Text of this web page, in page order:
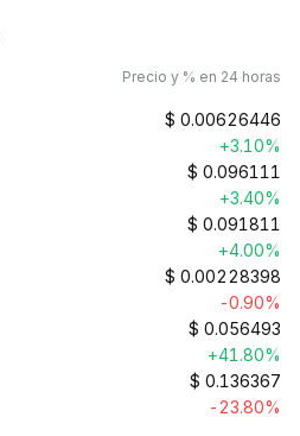
Precio y % en 24 horas
$ 0.00626446
+3.10%
$ 0.096111
+3.40%
$ 0.091811
+4.00%
$ 0.00228398
-0.90%
$ 0.056493
+41.80%
$ 0.136367
-23.80%